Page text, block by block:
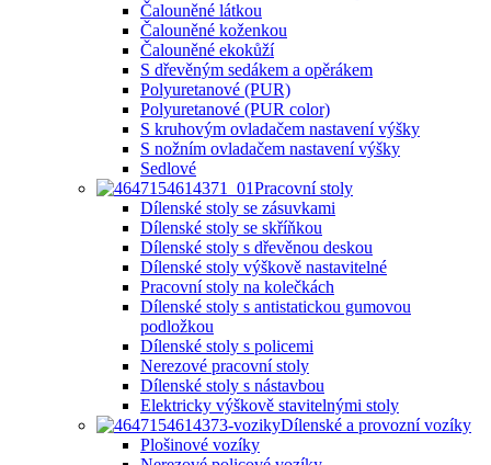
Čalouněné látkou
Čalouněné koženkou
Čalouněné ekokůží
S dřevěným sedákem a opěrákem
Polyuretanové (PUR)
Polyuretanové (PUR color)
S kruhovým ovladačem nastavení výšky
S nožním ovladačem nastavení výšky
Sedlové
Pracovní stoly
Dílenské stoly se zásuvkami
Dílenské stoly se skříňkou
Dílenské stoly s dřevěnou deskou
Dílenské stoly výškově nastavitelné
Pracovní stoly na kolečkách
Dílenské stoly s antistatickou gumovou
podložkou
Dílenské stoly s policemi
Nerezové pracovní stoly
Dílenské stoly s nástavbou
Elektricky výškově stavitelnými stoly
Dílenské a provozní vozíky
Plošinové vozíky